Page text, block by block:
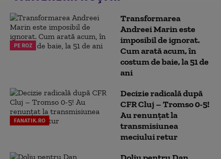
PE ROZ
Transformarea
Andreei Marin este
imposibil de ignorat.
Cum arată acum, în
costum de baie, la 51 de
ani
FANATIK.RO
Decizie radicală după
CFR Cluj – Tromso 0-5!
Au renunțat la
transmisiunea
meciului retur